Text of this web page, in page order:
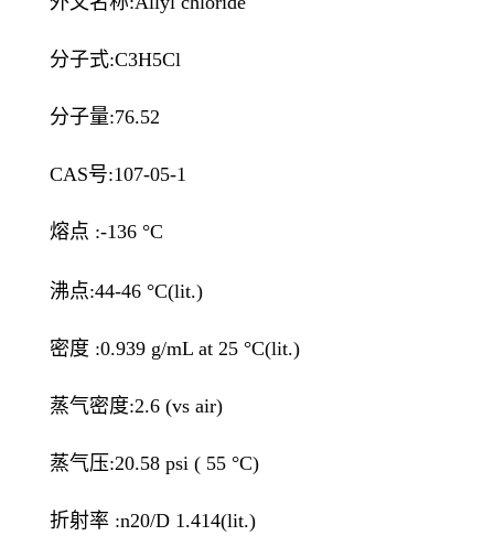
分子式:C3H5Cl
分子量:76.52
CAS号:107-05-1
熔点 :-136 °C
沸点:44-46 °C(lit.)
密度 :0.939 g/mL at 25 °C(lit.)
蒸气密度:2.6 (vs air)
蒸气压:20.58 psi ( 55 °C)
折射率 :n20/D 1.414(lit.)